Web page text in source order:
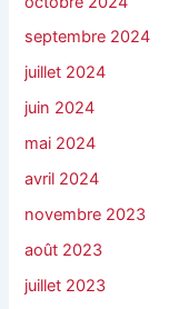
septembre 2024
juillet 2024
juin 2024
mai 2024
avril 2024
novembre 2023
août 2023
juillet 2023